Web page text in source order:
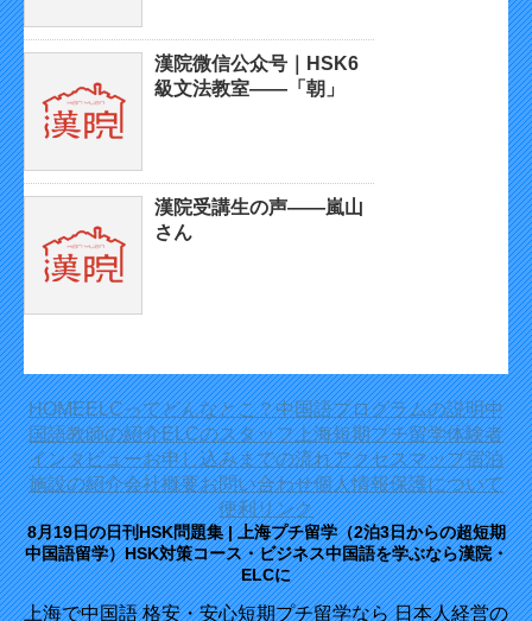
漢院微信公众号｜HSK6
級文法教室——「朝」
漢院受講生の声——嵐山
さん
HOMEELCってどんなとこ？中国語プログラムの説明中
国語教師の紹介ELCのスタッフ上海短期プチ留学体験者
インタビューお申し込みまでの流れアクセスマップ宿泊
施設の紹介会社概要お問い合わせ個人情報保護について
便利リンク
8月19日の日刊HSK問題集 | 上海プチ留学（2泊3日からの超短期
中国語留学）HSK対策コース・ビジネス中国語を学ぶなら漢院・
ELCに
上海で中国語 格安・安心短期プチ留学なら 日本人経営の